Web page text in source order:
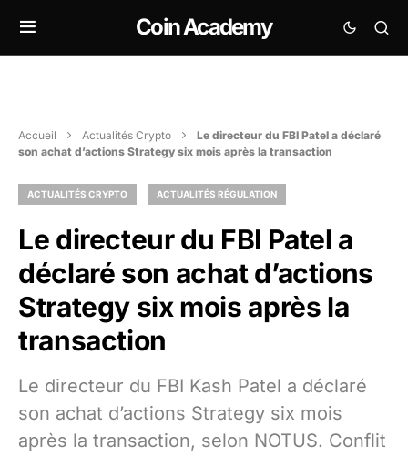
Coin Academy
Accueil Actualités Crypto
Le directeur du FBI Patel a déclaré
son achat d’actions Strategy six mois après la transaction
ACTUALITÉS CRYPTO ACTUALITÉS RÉGULATION
Le directeur du FBI Patel a
déclaré son achat d’actions
Strategy six mois après la
transaction
Le directeur du FBI Kash Patel a déclaré
son achat d’actions Strategy six mois
après la transaction, selon NOTUS. Conflit